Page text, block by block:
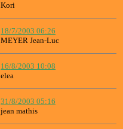
Kori
18/7/2003 06:26
MEYER Jean-Luc
16/8/2003 10:08
elea
31/8/2003 05:16
jean mathis